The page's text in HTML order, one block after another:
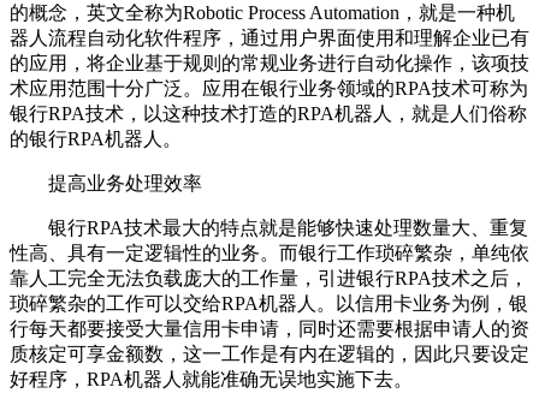
的概念，英文全称为Robotic Process Automation，就是一种机
器人流程自动化软件程序，通过用户界面使用和理解企业已有
的应用，将企业基于规则的常规业务进行自动化操作，该项技
术应用范围十分广泛。应用在银行业务领域的RPA技术可称为
银行RPA技术，以这种技术打造的RPA机器人，就是人们俗称
的银行RPA机器人。
提高业务处理效率
银行RPA技术最大的特点就是能够快速处理数量大、重复
性高、具有一定逻辑性的业务。而银行工作琐碎繁杂，单纯依
靠人工完全无法负载庞大的工作量，引进银行RPA技术之后，
琐碎繁杂的工作可以交给RPA机器人。以信用卡业务为例，银
行每天都要接受大量信用卡申请，同时还需要根据申请人的资
质核定可享金额数，这一工作是有内在逻辑的，因此只要设定
好程序，RPA机器人就能准确无误地实施下去。